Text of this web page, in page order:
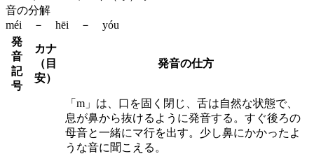
音の分解
méi － hēi － yóu
発
音
記
号
カナ
（目
安）
発音の仕方
「m」は、口を固く閉じ、舌は自然な状態で、
息が鼻から抜けるように発音する。すぐ後ろの
母音と一緒にマ行を出す。少し鼻にかかったよ
うな音に聞こえる。